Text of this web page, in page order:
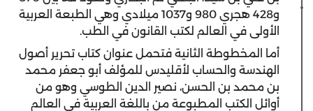
و428 هجري 980 و1037 ميلادي وهي الطبعة العربية
الأولى في العالم لكتب القانون في الطب.
أما المخطوطة الثانية فتحمل عنوان كتاب تحرير أصول
الهندسة والحساب لأقليدس للمؤلف أبو جعفر محمد
بن محمد بن الحسن، نصير الدين الطوسي وهو من
أوائل الكتب المطبوعة من باللغة العربية في العالم